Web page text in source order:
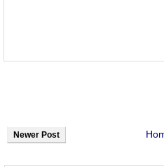
Newer Post